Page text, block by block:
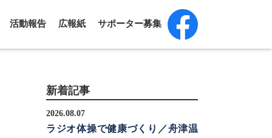
活動報告 広報紙 サポーター募集
新着記事
2026.08.07
ラジオ体操で健康づくり／舟津温